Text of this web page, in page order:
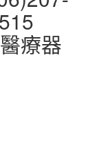
療器